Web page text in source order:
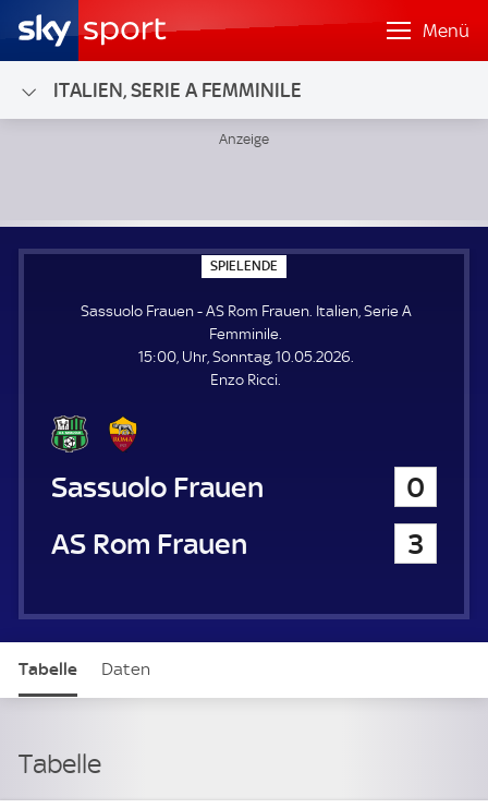
Menü
ITALIEN, SERIE A FEMMINILE
SPIELENDE
P
E
E
N
D
E
Sassuolo Frauen - AS Rom Frauen. Italien, Serie A
Femminile.
15:00, Uhr, Sonntag, 10.05.2026.
Enzo Ricci.
Sassuolo Frauen
0
AS Rom Frauen
3
Tabelle Daten
Tabelle